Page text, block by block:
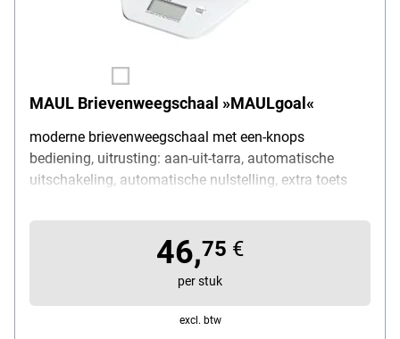
MAUL Brievenweegschaal »MAULgoal«
moderne brievenweegschaal met een-knops
bediening, uitrusting: aan-uit-tarra, automatische
uitschakeling, automatische nulstelling, extra toets
(g/lb/oz/ml), draagkracht: 5000 g, onderverdeling: 1 g,
afmetingen van het weegplateau Ø 15 cm, levering
met 2x 1,5 V batterij (AAA)
46,75 €
per stuk
excl. btw